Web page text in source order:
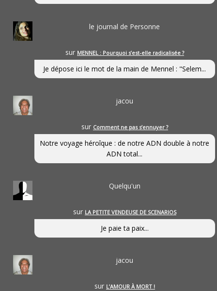
le journal de Personne
sur MENNEL : Pourquoi s’est-elle radicalisée ?
Je dépose ici le mot de la main de Mennel : "Selem...
jacou
sur Comment ne pas s’ennuyer ?
Notre voyage héroîque : de notre ADN double à notre
ADN total...
Quelqu'un
sur LA PETITE VENDEUSE DE SCENARIOS
Je paie ta paix...
jacou
sur L’AMOUR À MORT !